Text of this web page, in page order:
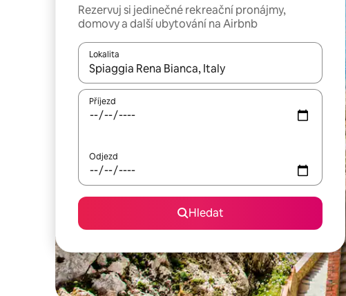
Rezervuj si jedinečné rekreační pronájmy,
domovy a další ubytování na Airbnb
Lokalita
Až budou výsledky k dispozici, můžeš si je procházet
Příjezd
Odjezd
Hledat